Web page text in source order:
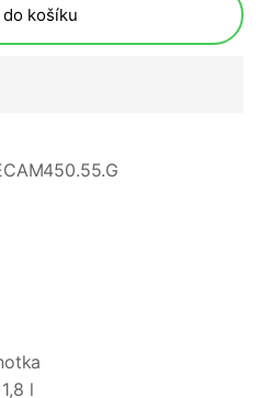
košíku
l